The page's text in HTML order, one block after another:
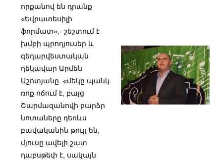
որքանով են դրանք
«Եվրատեսիլի
ֆորմատ»,- շեշտում է
խմբի պրոդյուսեր և
գեղարվեստական
ղեկավար Արմեն
Աշոտյանը. «մեկը պանկ
ռոք ոճում է, բայց
Շարմազանովի բարձր
նոտաները դեռևս
բավականին թույլ են,
մյուսը ավելի շատ
դաբսթեփ է, սակայն